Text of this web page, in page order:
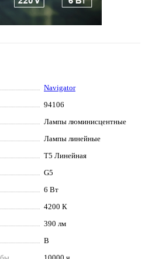
Navigator
94106
Лампы люминисцентные
Лампы линейные
T5 Линейная
G5
6 Вт
4200 К
390 лм
B